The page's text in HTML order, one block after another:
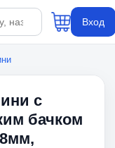
Вход
с
бачком